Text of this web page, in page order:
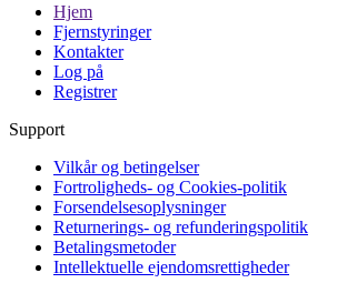
Hjem
Fjernstyringer
Kontakter
Log på
Registrer
Support
Vilkår og betingelser
Fortroligheds- og Cookies-politik
Forsendelsesoplysninger
Returnerings- og refunderingspolitik
Betalingsmetoder
Intellektuelle ejendomsrettigheder